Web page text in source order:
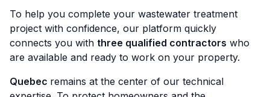
To help you complete your wastewater treatment
project with confidence, our platform quickly
connects you with three qualified contractors who
are available and ready to work on your property.
Quebec remains at the center of our technical